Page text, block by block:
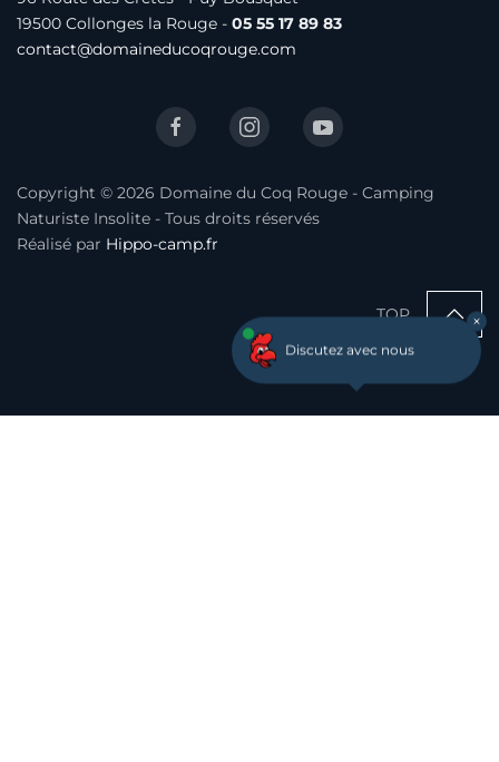
19500 Collonges la Rouge - 05 55 17 89 83
contact@domaineducoqrouge.com
Copyright © 2026 Domaine du Coq Rouge - Camping
Naturiste Insolite - Tous droits réservés
Réalisé par Hippo-camp.fr
TOP
Discutez avec nous